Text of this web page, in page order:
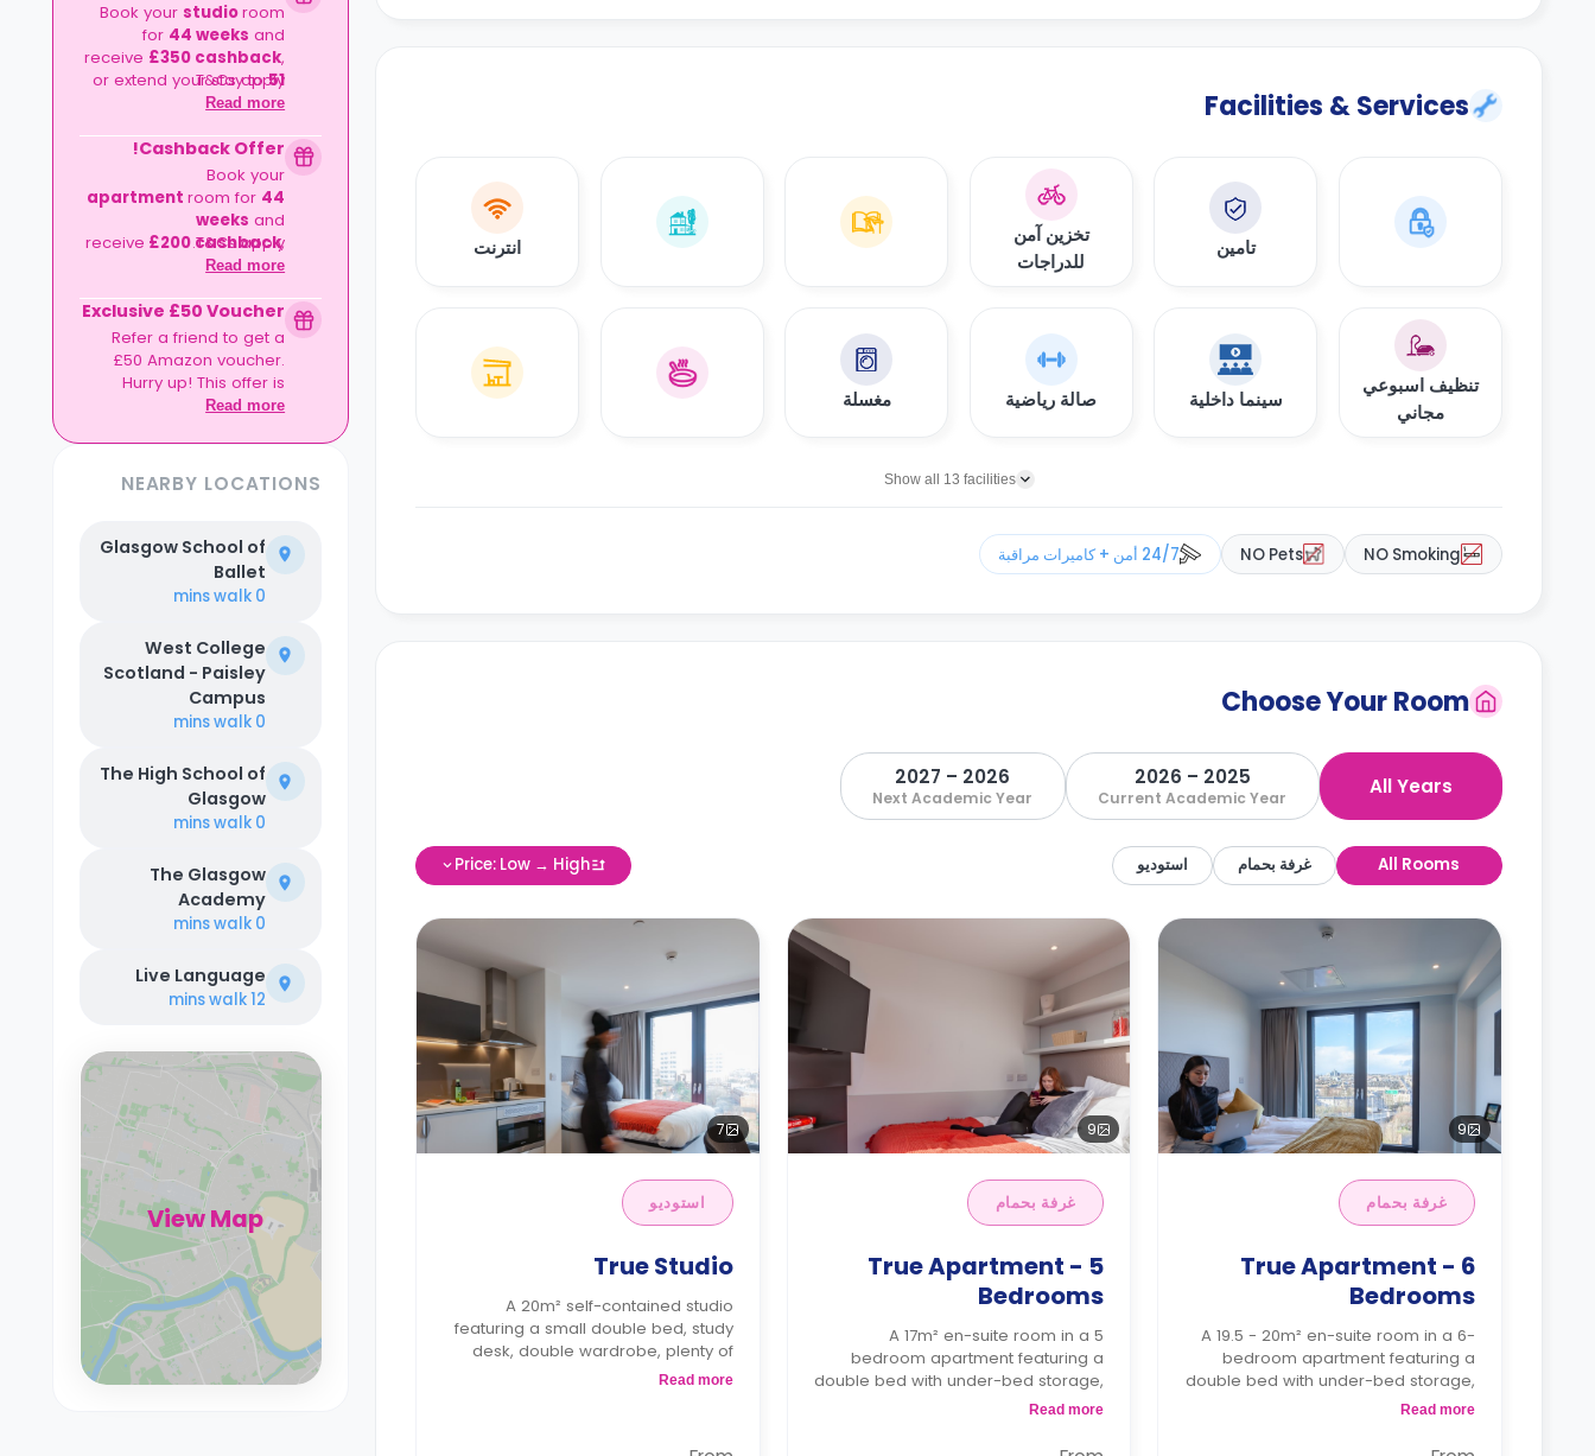
Facilities & Services
تامين
تخزين آمن
للدراجات
انترنت
تنظيف اسبوعي
مجاني
سينما داخلية صالة رياضية مغسلة
Show all 13 facilities
NO Smoking
NO Pets 24/7 أمن + كاميرات مراقبة
Choose Your Room
All Years
2025 – 2026
Current Academic Year
2026 – 2027
Next Academic Year
All Rooms غرفة بحمام استوديو Price: Low → High
9
غرفة بحمام
True Apartment - 6
Bedrooms
A 19.5 - 20m² en-suite room in a 6-
bedroom apartment featuring a
double bed with under-bed storage,
workspace, full-length mirror
bathroom, a shared dining area, a
Read more
9
غرفة بحمام
True Apartment - 5
Bedrooms
A 17m² en-suite room in a 5
bedroom apartment featuring a
double bed with under-bed storage,
workspace, full-length mirror,
bathroom, a shared dining area, a
Read more
7
استوديو
True Studio
A 20m² self-contained studio
featuring a small double bed, study
desk, double wardrobe, plenty of
storage, full-length mirror, TV,
Read more
Book yourstudioroom
for 44 weeks and
receive £350 cashback,
or extend your stay to51
and enjoy a
cashback
!
T&Cs apply.
Read more
Cashback Offer!
Book your
apartmentroom for 44
weeks and
receive £200cashback,
or extend your stay to51
fantastic£250cashback
T&Cs apply.
Read more
Exclusive £50 Voucher
Refer a friend to get a
£50 Amazon voucher.
Hurry up! This offer is
exclusive to Casita.
Read more
NEARBY LOCATIONS
Glasgow School of
Ballet
0 mins
walk
West College
Scotland - Paisley
Campus
0 mins
walk
The High School of
Glasgow
0 mins
walk
The Glasgow
Academy
0 mins
walk
Live Language
12 mins
walk
View Map